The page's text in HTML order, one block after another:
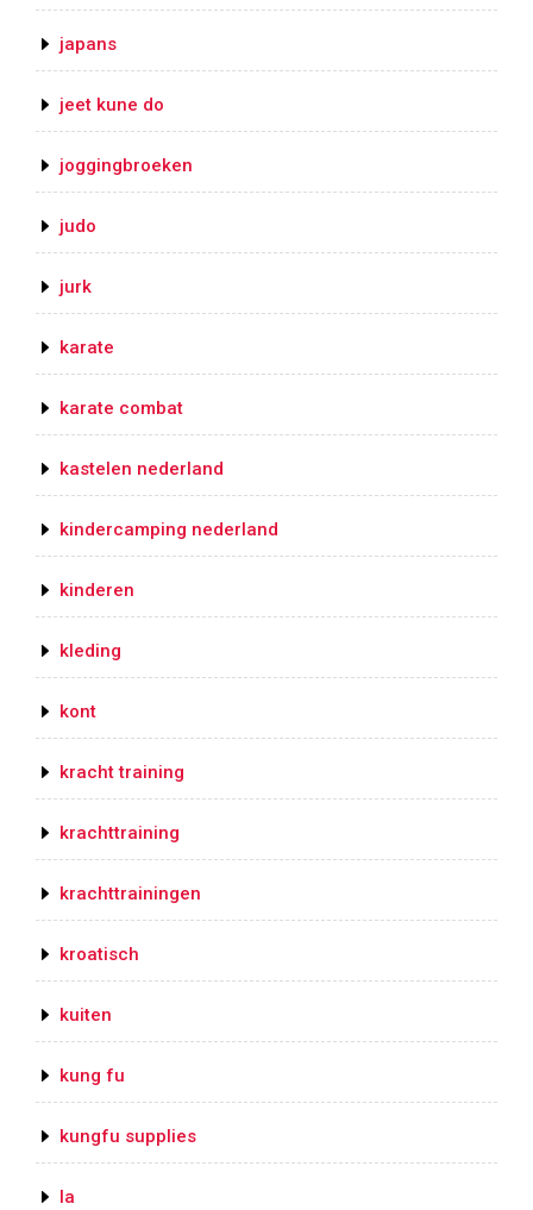
japans
jeet kune do
joggingbroeken
judo
jurk
karate
karate combat
kastelen nederland
kindercamping nederland
kinderen
kleding
kont
kracht training
krachttraining
krachttrainingen
kroatisch
kuiten
kung fu
kungfu supplies
la